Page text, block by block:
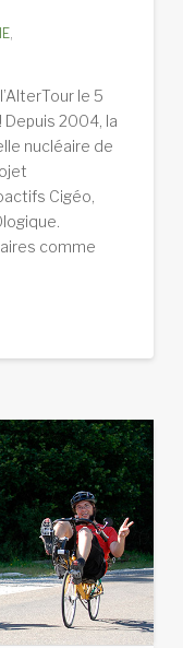
,
le 5
Depuis 2004, la
nucléaire de
Cigéo,
comme